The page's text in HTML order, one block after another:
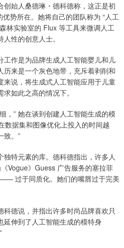
始人桑德琳・德科德称，这正是初
势所在。她将自己的团队称为 “人工
林实验室的 Flux 等工具来微调人工
性的创意人士。
作是为品牌生成人工智能婴儿和儿
来是一个灰色地带，充斥着剥削和
来说，将生成式人工智能应用于儿童
如此之高的情况下。
” 她在谈到创建人工智能生成的模
数据集和图像优化上投入的时间越
致。”
特元素的库。德科德指出，许多人
Vogue》Guess 广告服务的塞拉菲
过于同质化。她们的嘴唇过于完美
德说，并指出许多时尚品牌喜欢只
延伸到了人工智能生成的模特身